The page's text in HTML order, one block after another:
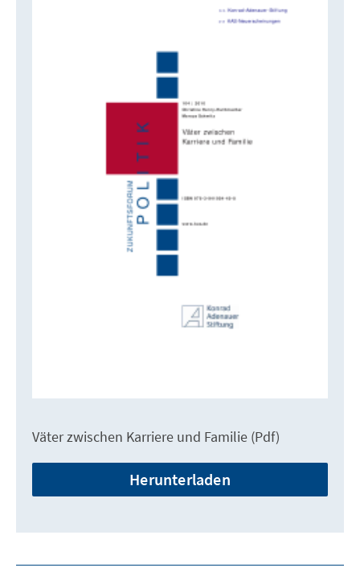
Väter zwischen Karriere und Familie (Pdf)
Herunterladen